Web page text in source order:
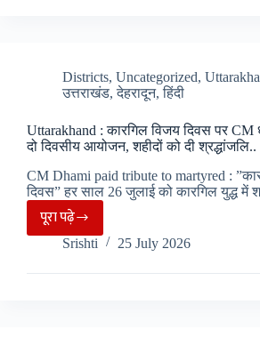
खिलाफ
एक्शन,
हॉटस्पॉट
क्षेत्रो
में
”Surgical
Strike”
के
निर्देश..
Districts, Uncategorized,
उत्तराखंड,देहरादून,हिंदी
Uttarakhand : कारगिल विजय दिवस पर CM
दो दिवसीय आयोजन, शहीदों को दी श्रद्धांजलि..
CM Dhami paid tribute to martyred :
दिवस” हर साल 26 जुलाई को कारगिल युद्ध में
पूरा पढ़ेUttarakhand
:
कारगिल
Srishti 25 July 2026